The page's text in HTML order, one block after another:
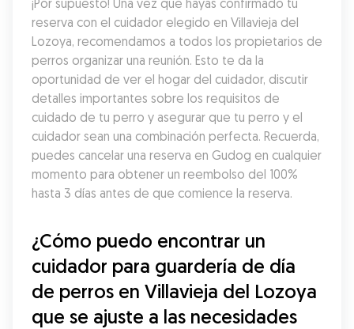
¡Por supuesto! Una vez que hayas confirmado tu
reserva con el cuidador elegido en Villavieja del
Lozoya, recomendamos a todos los propietarios de
perros organizar una reunión. Esto te da la
oportunidad de ver el hogar del cuidador, discutir
detalles importantes sobre los requisitos de
cuidado de tu perro y asegurar que tu perro y el
cuidador sean una combinación perfecta. Recuerda,
puedes cancelar una reserva en Gudog en cualquier
momento para obtener un reembolso del 100%
hasta 3 días antes de que comience la reserva.
¿Cómo puedo encontrar un
cuidador para guardería de día
de perros en Villavieja del Lozoya
que se ajuste a las necesidades